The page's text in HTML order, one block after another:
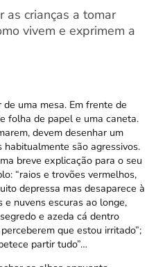
as crianças a tomar
vivem e exprimem a
uma mesa. Em frente de
folha de papel e uma caneta.
devem desenhar um
são agressivos.
breve explicação para o seu
“raios e trovões vermelhos,
depressa mas desaparece à
e nuvens escuras ao longe,
e azeda cá dentro
que estou irritado”;
partir tudo”…